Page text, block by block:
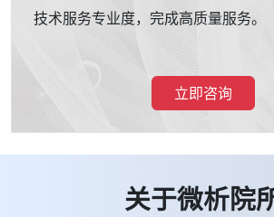
技术服务专业度，完成高质量服务。
立即咨询
关于微析院